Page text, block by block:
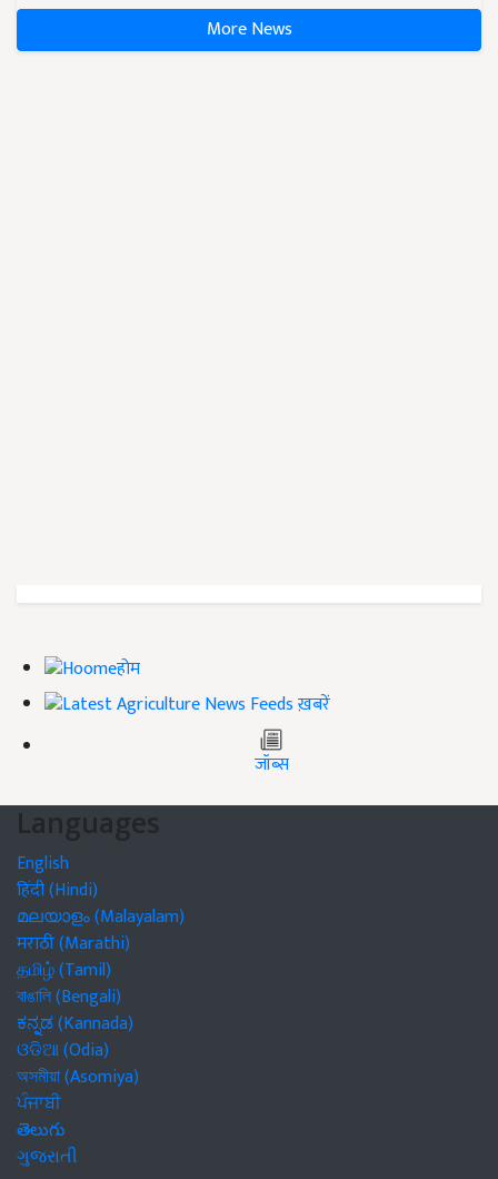
More News
होम
ख़बरें
जॉब्स
Languages
English
हिंदी (Hindi)
മലയാളം (Malayalam)
मराठी (Marathi)
தமிழ் (Tamil)
বাঙালি (Bengali)
ಕನ್ನಡ (Kannada)
ଓଡିଆ (Odia)
অসমীয়া (Asomiya)
ਪੰਜਾਬੀ
తెలుగు
ગુજરાતી